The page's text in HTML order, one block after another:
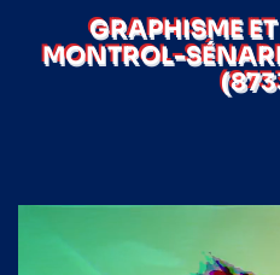
GRAPHISME
MONTROL-